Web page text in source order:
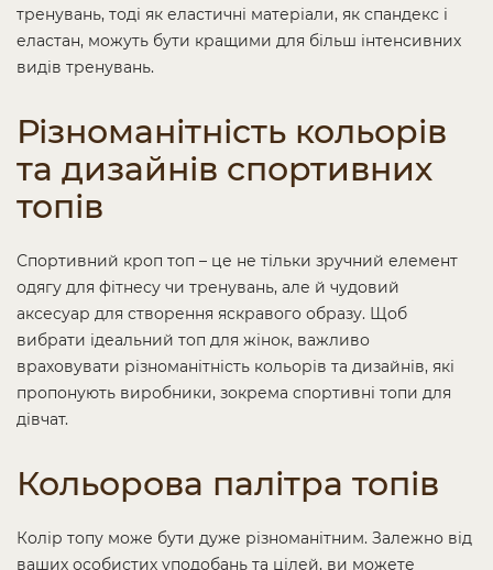
тренувань, тоді як еластичні матеріали, як спандекс і
еластан, можуть бути кращими для більш інтенсивних
видів тренувань.
Різноманітність кольорів
та дизайнів спортивних
топів
Спортивний кроп топ – це не тільки зручний елемент
одягу для фітнесу чи тренувань, але й чудовий
аксесуар для створення яскравого образу. Щоб
вибрати ідеальний топ для жінок, важливо
враховувати різноманітність кольорів та дизайнів, які
пропонують виробники, зокрема спортивні топи для
дівчат.
Кольорова палітра топів
Колір топу може бути дуже різноманітним. Залежно від
ваших особистих уподобань та цілей, ви можете